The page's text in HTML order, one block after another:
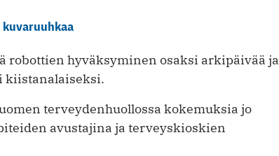
robottien hyväksyminen osaksi arkipäivää ja
kiistanalaiseksi.
terveydenhuollossa kokemuksia jo
avustajina ja terveyskioskien